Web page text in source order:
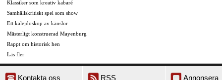
Klassiker som kreativ kabaré
Samhällskritiskt spel som show
Ett kalejdoskop av känslor
Mästerligt konstruerad Mayenburg
Rappt om historisk hen
Läs fler
Kontakta oss RSS Annonsera